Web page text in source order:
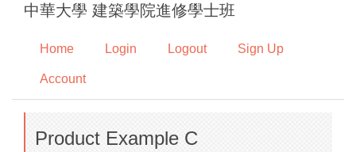
Jump中華大學 建築學院進修學士班
Home Login Logout Sign Up
Account
Product Example C